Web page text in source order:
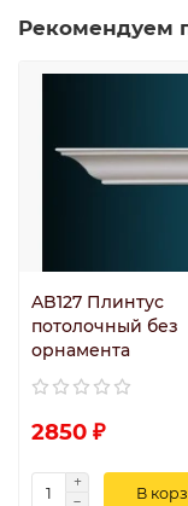
Рекомендуем
AB127 Плинтус
потолочный без
орнамента
2850 ₽
В